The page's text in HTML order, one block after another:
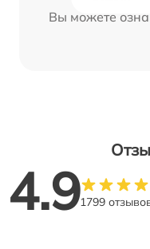
Вы можете
4.91799